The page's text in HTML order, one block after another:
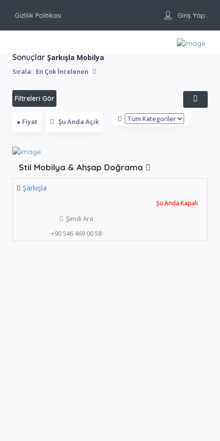
Gizlilik Politikası Giriş Yap
Sonuçlar Şarkışla Mobilya
Sırala: En Çok İncelenen
Filtreleri Gör
● Fiyat Şu Anda Açık
Stil Mobilya & Ahşap Doğrama
Şarkışla
Şu Anda Kapalı
Şimdi Ara
+90 546 469 00 58